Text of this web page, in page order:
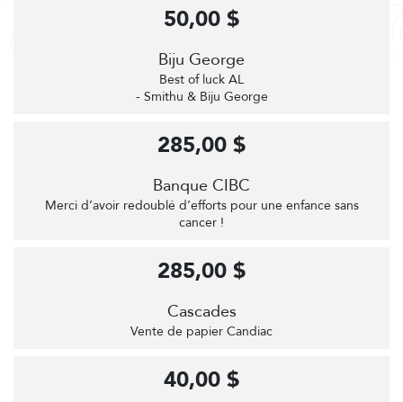
Biju George
Best of luck AL
- Smithu & Biju George
50,00 $
Banque CIBC
Merci d’avoir redoublé d’efforts pour une enfance sans
cancer !
285,00 $
Cascades
Vente de papier Candiac
285,00 $
40,00 $